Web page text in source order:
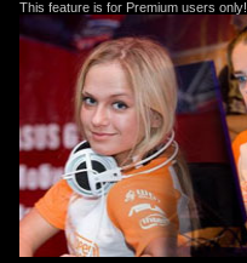
This feature is for Premium users only!